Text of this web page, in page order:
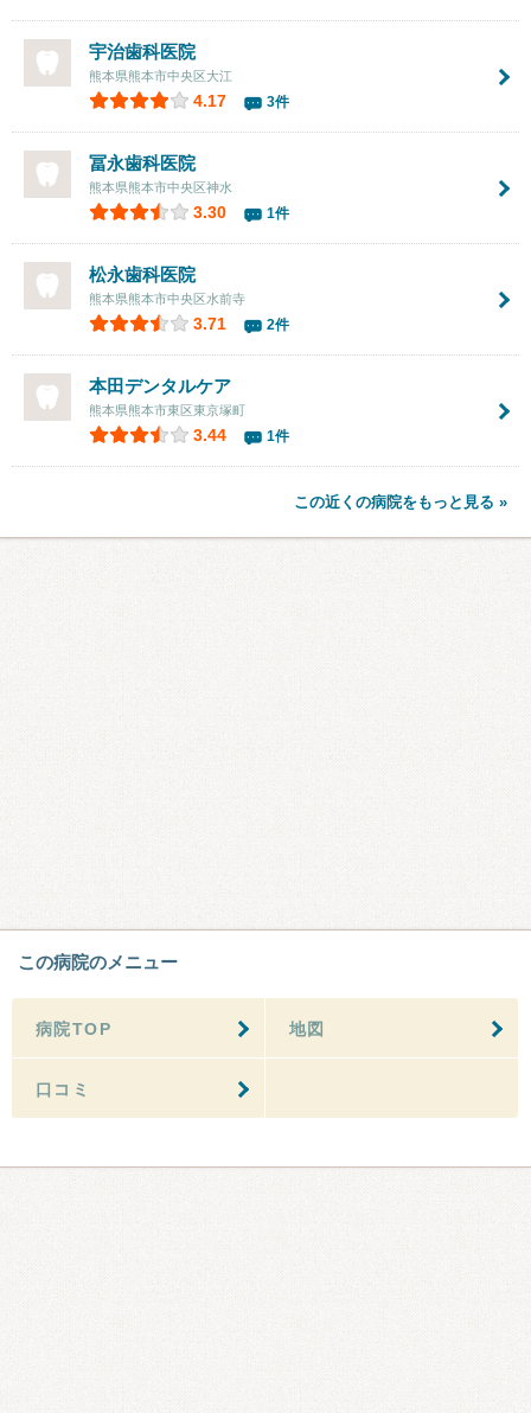
宇治歯科医院
熊本県熊本市中央区大江
4.17 3件
冨永歯科医院
熊本県熊本市中央区神水
3.30 1件
松永歯科医院
熊本県熊本市中央区水前寺
3.71 2件
本田デンタルケア
熊本県熊本市東区東京塚町
3.44 1件
この近くの病院をもっと見る »
この病院のメニュー
病院TOP 地図
口コミ